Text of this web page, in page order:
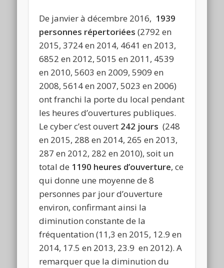
De janvier à décembre 2016, 1939
personnes répertoriées (2792 en
2015, 3724 en 2014, 4641 en 2013,
6852 en 2012, 5015 en 2011, 4539
en 2010, 5603 en 2009, 5909 en
2008, 5614 en 2007, 5023 en 2006)
ont franchi la porte du local pendant
les heures d’ouvertures publiques.
Le cyber c’est ouvert 242 jours (248
en 2015, 288 en 2014, 265 en 2013,
287 en 2012, 282 en 2010), soit un
total de 1190 heures d’ouverture, ce
qui donne une moyenne de 8
personnes par jour d’ouverture
environ, confirmant ainsi la
diminution constante de la
fréquentation (11,3 en 2015, 12.9 en
2014, 17.5 en 2013, 23.9 en 2012). A
remarquer que la diminution du